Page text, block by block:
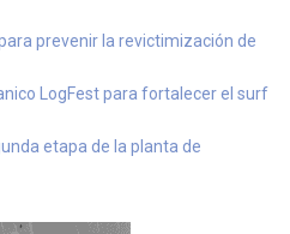
prevenir la revictimización de
LogFest para fortalecer el surf
etapa de la planta de